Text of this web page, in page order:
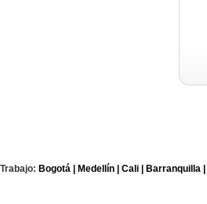
Trabajo: Bogotá | Medellín | Cali | Barranquilla |